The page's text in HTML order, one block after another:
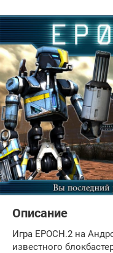
Описание
Игра EPOCH.2 на
известного